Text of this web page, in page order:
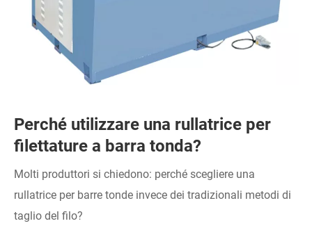
Perché utilizzare una rullatrice per
filettature a barra tonda?
Molti produttori si chiedono: perché scegliere una
rullatrice per barre tonde invece dei tradizionali metodi di
taglio del filo?